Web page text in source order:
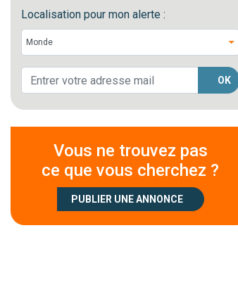
Localisation pour mon alerte :
OK
Vous ne trouvez pas
ce que vous cherchez ?
PUBLIER UNE ANNONCE